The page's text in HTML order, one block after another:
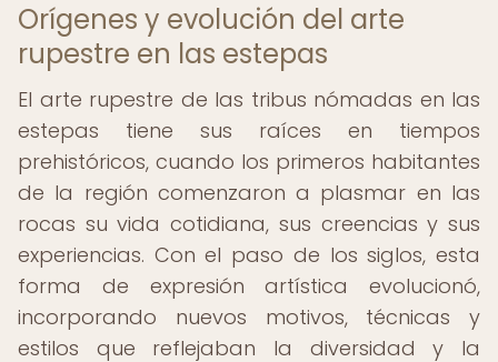
Orígenes y evolución del arte
rupestre en las estepas
El arte rupestre de las tribus nómadas en las
estepas tiene sus raíces en tiempos
prehistóricos, cuando los primeros habitantes
de la región comenzaron a plasmar en las
rocas su vida cotidiana, sus creencias y sus
experiencias. Con el paso de los siglos, esta
forma de expresión artística evolucionó,
incorporando nuevos motivos, técnicas y
estilos que reflejaban la diversidad y la